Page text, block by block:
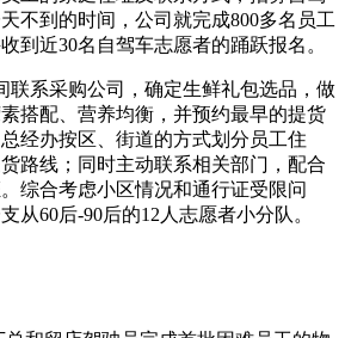
不到的时间，公司就完成800多名员工
到近30名自驾车志愿者的踊跃报名。
系采购公司，确定生鲜礼包选品，做
搭配、营养均衡，并预约最早的提货
经办按区、街道的方式划分员工住
路线；同时主动联系相关部门，配合
综合考虑小区情况和通行证受限问
从60后-90后的12 人志愿者小分队。